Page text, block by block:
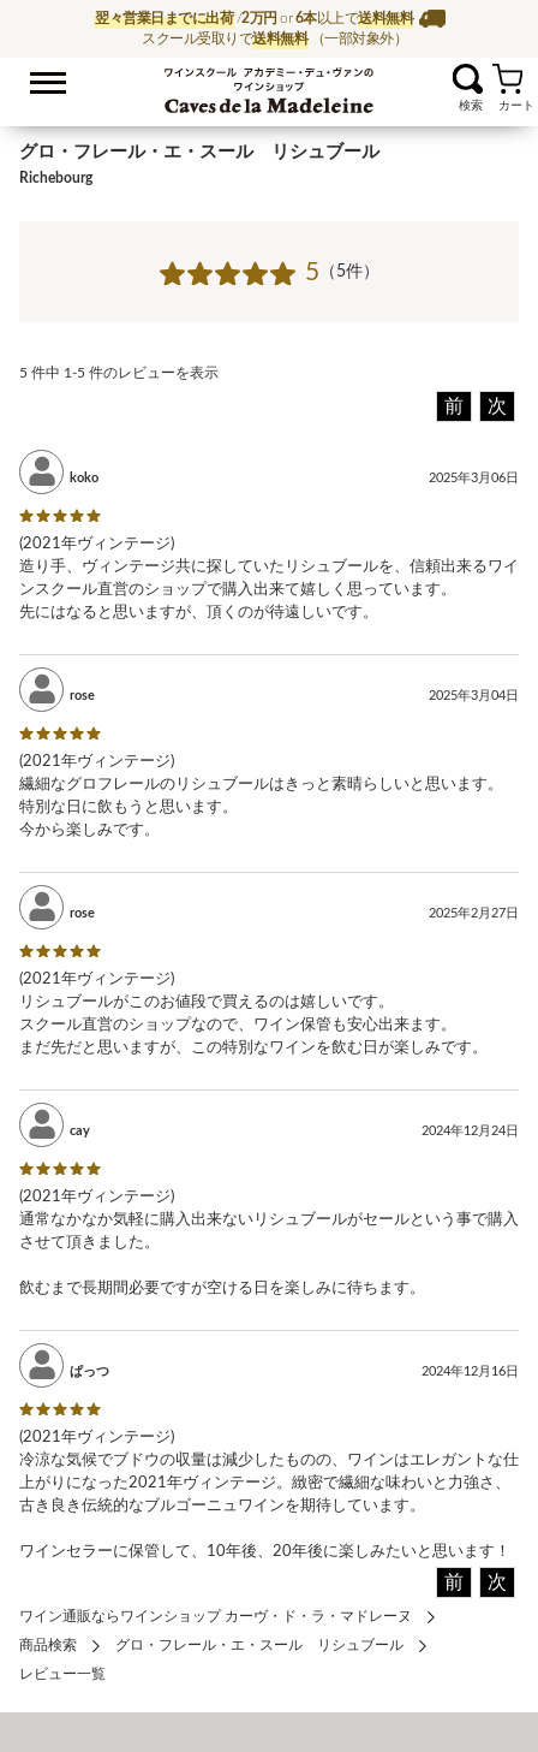
翌々営業日までに出荷/2万円 or6本以上で送料無料
スクール受取りで送料無料 （一部対象外）
ワイン通販ならワイ
お気に入
グロ・フレール・エ・スール リシュブール
Richebourg
5 （5件）
5 件中 1-5 件のレビューを表示
前 次
koko 2025年3月06日
(2021年ヴィンテージ)
造り手、ヴィンテージ共に探していたリシュブールを、信頼出来るワイ
ンスクール直営のショップで購入出来て嬉しく思っています。
先にはなると思いますが、頂くのが待遠しいです。
rose 2025年3月04日
(2021年ヴィンテージ)
繊細なグロフレールのリシュブールはきっと素晴らしいと思います。
特別な日に飲もうと思います。
今から楽しみです。
rose 2025年2月27日
(2021年ヴィンテージ)
リシュブールがこのお値段で買えるのは嬉しいです。
スクール直営のショップなので、ワイン保管も安心出来ます。
まだ先だと思いますが、この特別なワインを飲む日が楽しみです。
cay 2024年12月24日
(2021年ヴィンテージ)
通常なかなか気軽に購入出来ないリシュブールがセールという事で購入
させて頂きました。
飲むまで長期間必要ですが空ける日を楽しみに待ちます。
ぱっつ 2024年12月16日
(2021年ヴィンテージ)
冷涼な気候でブドウの収量は減少したものの、ワインはエレガントな仕
上がりになった2021年ヴィンテージ。緻密で繊細な味わいと力強さ、
古き良き伝統的なブルゴーニュワインを期待しています。
ワインセラーに保管して、10年後、20年後に楽しみたいと思います！
前 次
ワイン通販ならワインショップ カーヴ・ド・ラ・マドレーヌ
商品検索
グロ・フレール・エ・スール リシュブール
レビュー一覧